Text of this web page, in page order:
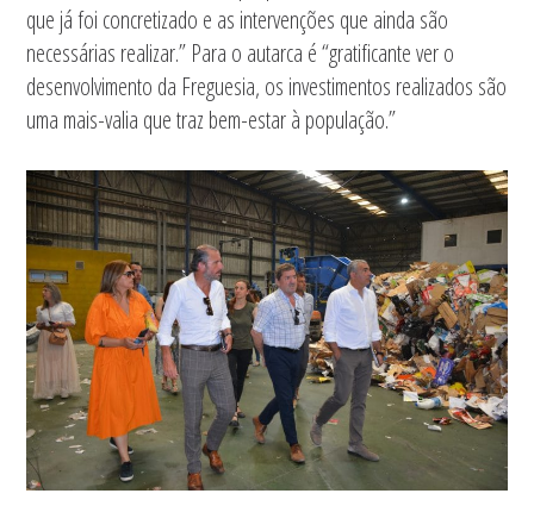
que já foi concretizado e as intervenções que ainda são
necessárias realizar.” Para o autarca é “gratificante ver o
desenvolvimento da Freguesia, os investimentos realizados são
uma mais-valia que traz bem-estar à população.”